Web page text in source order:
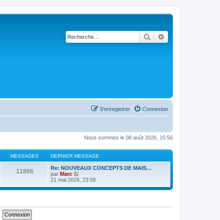
Rechercher
Connexion
S’enregistrer
Nous sommes le 08 août 2026, 15:56
MESSAGES DERNIER MESSAGE
11866
Re: NOUVEAUX CONCEPTS DE MAIS…
par Marc
o
r
d
21 mai 2026, 23:58